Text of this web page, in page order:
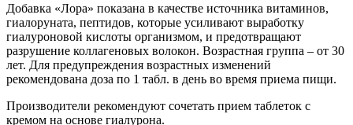
Добавка «Лора» показана в качестве источника витаминов,
гиалоруната, пептидов, которые усиливают выработку
гиалуроновой кислоты организмом, и предотвращают
разрушение коллагеновых волокон. Возрастная группа – от 30
лет. Для предупреждения возрастных изменений
рекомендована доза по 1 табл. в день во время приема пищи.
Производители рекомендуют сочетать прием таблеток с
кремом на основе гиалурона.